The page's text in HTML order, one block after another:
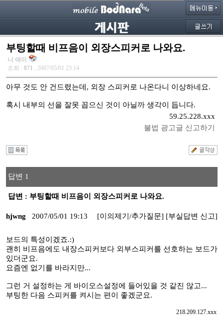
부팅할때 비프음이 외장스피커로 나와요.
니 애미
조회 : 871 , 2007/05/01 23:14
아무 것도 안 건드렸는데, 외장 스피커로 나온다니 이상하네요.
혹시 내부의 선을 잘못 꼽으신 것이 아닐까 생각이 듭니다.
59.25.228.xxx
불법 광고글 신고하기
답변 1
답변 : 부팅할때 비프음이 외장스피커로 나와요.
hjwng 2007/05/01 19:13 [이의제기/추가질문] [부실답변 신고]
보드의 특성이겠죠.:)
괜히 비프음에도 내장스피커보다 외부스피커를 선호하는 보드가
있더군요.
요즘엔 없기를 바라지만...
그런 거 설정하는 게 바이오스설정에 들어있을 것 같진 않고...
부팅한 다음 스피커를 켜시는 편이 좋겠군요.
218.209.127.xxx